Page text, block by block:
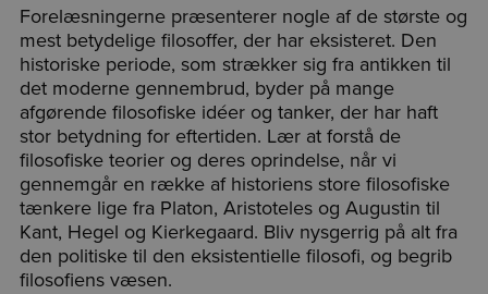
Forelæsningerne præsenterer nogle af de største og
mest betydelige filosoffer, der har eksisteret. Den
historiske periode, som strækker sig fra antikken til
det moderne gennembrud, byder på mange
afgørende filosofiske idéer og tanker, der har haft
stor betydning for eftertiden. Lær at forstå de
filosofiske teorier og deres oprindelse, når vi
gennemgår en række af historiens store filosofiske
tænkere lige fra Platon, Aristoteles og Augustin til
Kant, Hegel og Kierkegaard. Bliv nysgerrig på alt fra
den politiske til den eksistentielle filosofi, og begrib
filosofiens væsen.